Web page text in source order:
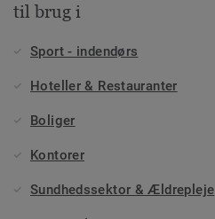
til brug i
Sport - indendørs
Hoteller & Restauranter
Boliger
Kontorer
Sundhedssektor & Ældrepleje